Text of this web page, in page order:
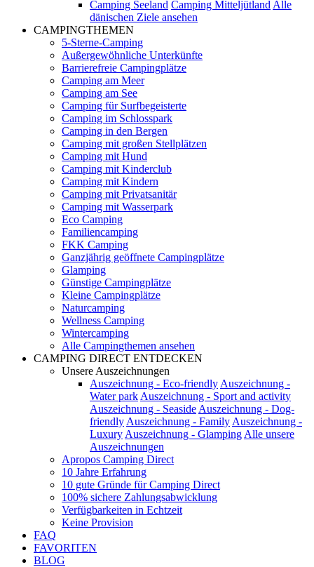
Camping Seeland Camping Mitteljütland Alle
dänischen Ziele ansehen
CAMPINGTHEMEN
5-Sterne-Camping
Außergewöhnliche Unterkünfte
Barrierefreie Campingplätze
Camping am Meer
Camping am See
Camping für Surfbegeisterte
Camping im Schlosspark
Camping in den Bergen
Camping mit großen Stellplätzen
Camping mit Hund
Camping mit Kinderclub
Camping mit Kindern
Camping mit Privatsanitär
Camping mit Wasserpark
Eco Camping
Familiencamping
FKK Camping
Ganzjährig geöffnete Campingplätze
Glamping
Günstige Campingplätze
Kleine Campingplätze
Naturcamping
Wellness Camping
Wintercamping
Alle Campingthemen ansehen
CAMPING DIRECT ENTDECKEN
Unsere Auszeichnungen
Auszeichnung - Eco-friendly Auszeichnung -
Water park Auszeichnung - Sport and activity
Auszeichnung - Seaside Auszeichnung - Dog-
friendly Auszeichnung - Family Auszeichnung -
Luxury Auszeichnung - Glamping Alle unsere
Auszeichnungen
Apropos Camping Direct
10 Jahre Erfahrung
10 gute Gründe für Camping Direct
100% sichere Zahlungsabwicklung
Verfügbarkeiten in Echtzeit
Keine Provision
FAQ
FAVORITEN
BLOG